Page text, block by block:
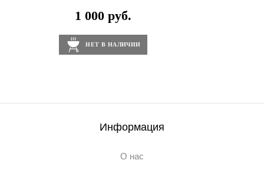
1 000 руб.
НЕТ В НАЛИЧИИ
Информация
О нас